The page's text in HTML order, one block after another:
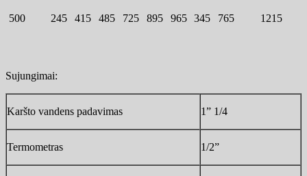
500 245 415 485 725 895 965 345 765 1215
Sujungimai:
Karšto vandens padavimas 1” 1/4
Termometras 1/2”